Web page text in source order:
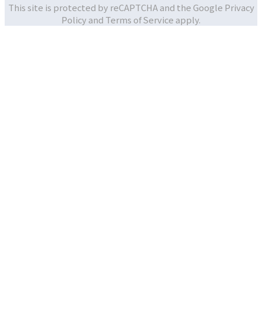
This site is protected by reCAPTCHA and the Google Privacy
Policy and Terms of Service apply.